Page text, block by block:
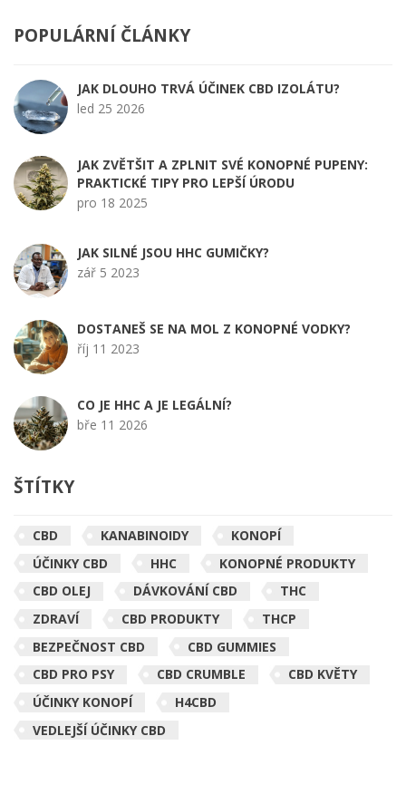
POPULÁRNÍ ČLÁNKY
JAK DLOUHO TRVÁ ÚČINEK CBD IZOLÁTU?
led 25 2026
JAK ZVĚTŠIT A ZPLNIT SVÉ KONOPNÉ PUPENY:
PRAKTICKÉ TIPY PRO LEPŠÍ ÚRODU
pro 18 2025
JAK SILNÉ JSOU HHC GUMIČKY?
zář 5 2023
DOSTANEŠ SE NA MOL Z KONOPNÉ VODKY?
říj 11 2023
CO JE HHC A JE LEGÁLNÍ?
bře 11 2026
ŠTÍTKY
CBD KANABINOIDY
KONOPÍ
ÚČINKY CBD
HHC
KONOPNÉ PRODUKTY
CBD OLEJ
DÁVKOVÁNÍ CBD
THC
ZDRAVÍ
CBD PRODUKTY
THCP
BEZPEČNOST CBD
CBD GUMMIES
CBD PRO PSY
CBD CRUMBLE
CBD KVĚTY
ÚČINKY KONOPÍ
H4CBD
VEDLEJŠÍ ÚČINKY CBD